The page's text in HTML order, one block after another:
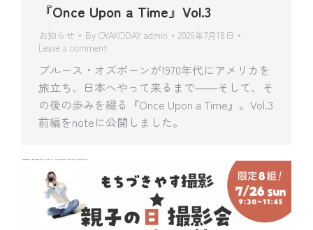
『Once Upon a Time』Vol.3
お知らせ By OYAKODAY admin
2026年7月18日
Leave a comment
ブルース・オズボーンが1970年代にアメリカを
旅立ち、日本へやって来るまで――そして、そ
の後の歩みを綴る『Once Upon a Time』。Vol.3
前編をnoteに公開しました。